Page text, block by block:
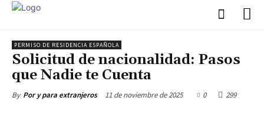
PERMISO DE RESIDENCIA ESPAÑOLA
Solicitud de nacionalidad: Pasos
que Nadie te Cuenta
By Por y para extranjeros 11 de noviembre de 2025 0 299